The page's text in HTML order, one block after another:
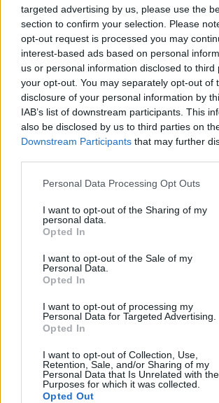
targeted advertising by us, please use the
section to confirm your selection. Please
opt-out request is processed you may
interest-based ads based on personal
us or personal information disclosed to third
your opt-out. You may separately opt-out of
disclosure of your personal information by
IAB’s list of downstream participants. This
also be disclosed by us to third parties on
Downstream Participants that may further
Personal Data Processing Opt Outs
I want to opt-out of the Sharing of my
personal data.
Opted In
I want to opt-out of the Sale of my
Personal Data.
Opted In
I want to opt-out of processing my
Personal Data for Targeted Advertising.
Opted In
I want to opt-out of Collection, Use,
Retention, Sale, and/or Sharing of my
Personal Data that Is Unrelated with the
Purposes for which it was collected.
Opted Out
ΔΙΑΦΗΜΙΣΗ
Περισσότερα
Entertainment